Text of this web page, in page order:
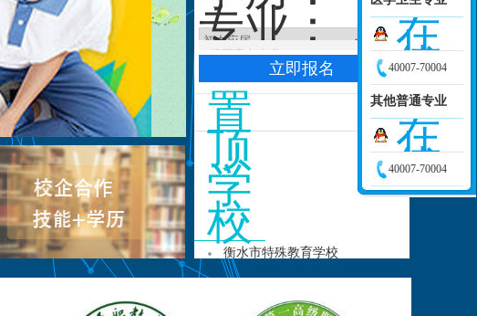
专业：
置
顶
学
校
衡水市特殊教育学校
深州市高级技工学校
景县第一高级职业技术中学
询
在
线
咨
询
40007-70004
其他普通专业
在
线
咨
40007-70004